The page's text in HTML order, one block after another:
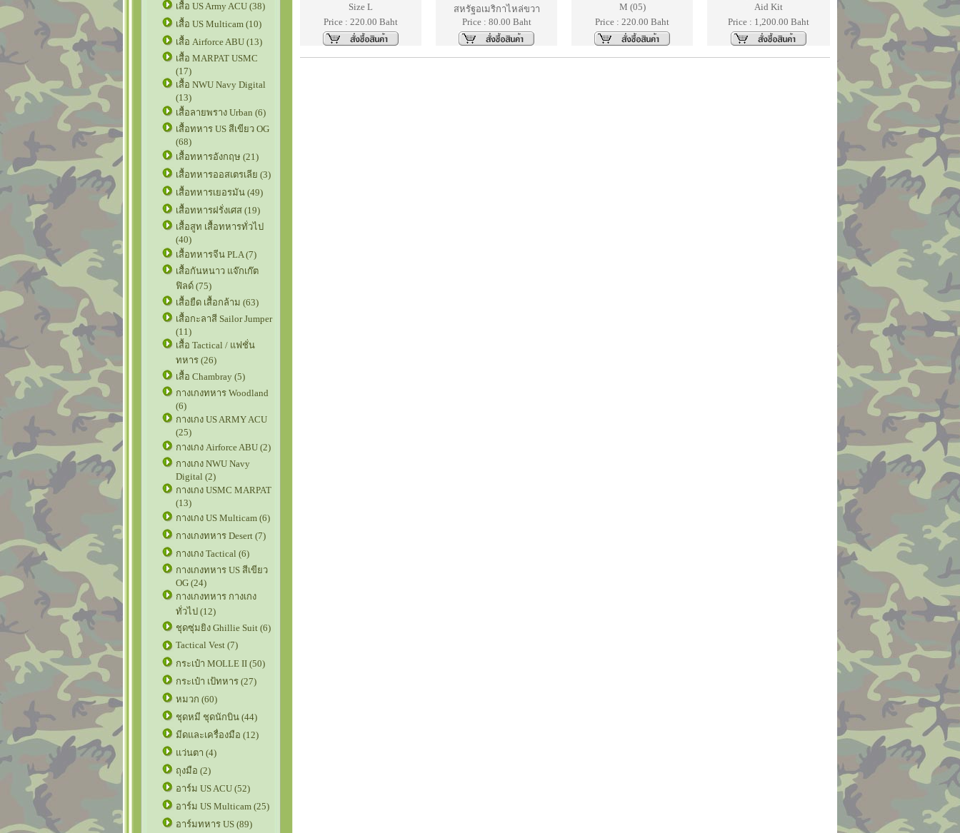
เสื้อ US Army ACU (38)
เสื้อ US Multicam (10)
เสื้อ Airforce ABU (13)
เสื้อ MARPAT USMC
(17)
เสื้อ NWU Navy Digital
(13)
เสื้อลายพราง Urban (6)
เสื้อทหาร US สีเขียว OG
(68)
เสื้อทหารอังกฤษ (21)
เสื้อทหารออสเตรเลีย (3)
เสื้อทหารเยอรมัน (49)
เสื้อทหารฝรั่งเศส (19)
เสื้อสูท เสื้อทหารทั่วไป
(40)
เสื้อทหารจีน PLA (7)
เสื้อกันหนาว แจ๊กเก๊ต
ฟิลด์ (75)
เสื้อยืด เสื้อกล้าม (63)
เสื้อกะลาสี Sailor Jumper
(11)
เสื้อ Tactical / แฟชั่น
ทหาร (26)
เสื้อ Chambray (5)
กางเกงทหาร Woodland
(6)
กางเกง US ARMY ACU
(25)
กางเกง Airforce ABU (2)
กางเกง NWU Navy
Digital (2)
กางเกง USMC MARPAT
(13)
กางเกง US Multicam (6)
กางเกงทหาร Desert (7)
กางเกง Tactical (6)
กางเกงทหาร US สีเขียว
OG (24)
กางเกงทหาร กางเกง
ทั่วไป (12)
ชุดซุ่มยิง Ghillie Suit (6)
Tactical Vest (7)
กระเป๋า MOLLE II (50)
กระเป๋า เป้ทหาร (27)
หมวก (60)
ชุดหมี ชุดนักบิน (44)
มีดและเครื่องมือ (12)
แว่นตา (4)
ถุงมือ (2)
อาร์ม US ACU (52)
อาร์ม US Multicam (25)
อาร์มทหาร US (89)
Size L
สหรัฐอเมริกาไหล่ขวา
M (05)
Aid Kit
Price : 220.00 Baht
Price : 80.00 Baht Price : 220.00 Baht Price : 1,200.00 Baht